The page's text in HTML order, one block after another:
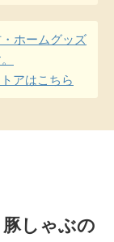
ホームグッズ
アはこちら
しゃぶの